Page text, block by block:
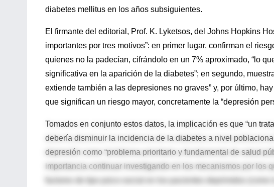
diabetes mellitus en los años subsiguientes.
El firmante del editorial, Prof. K. Lyketsos, del Johns Hopkins
importantes por tres motivos”: en primer lugar, confirman el
quienes no la padecían, cifrándolo en un 7% aproximado, “lo
significativa en la aparición de la diabetes”; en segundo,
extiende también a las depresiones no graves” y, por último,
que significan un riesgo mayor, concretamente la “depresión
Tomados en conjunto estos datos, la implicación es que “un
debería disminuir la incidencia de la diabetes a nivel
depresión como “problema prioritario y fundamental de salud
importancia continuar investigando en los mecanismos por los